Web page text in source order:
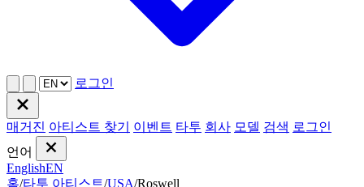
로그인
매거진 아티스트 찾기 이벤트 타투 회사 모델 검색 로그인
언어
EnglishEN
홈/타투 아티스트/USA/Roswell